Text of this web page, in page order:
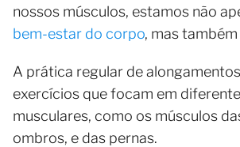
nossos músculos, estamos não
bem-estar do corpo, mas
A prática regular de
exercícios que focam em
musculares, como os músculos
ombros, e das pernas.